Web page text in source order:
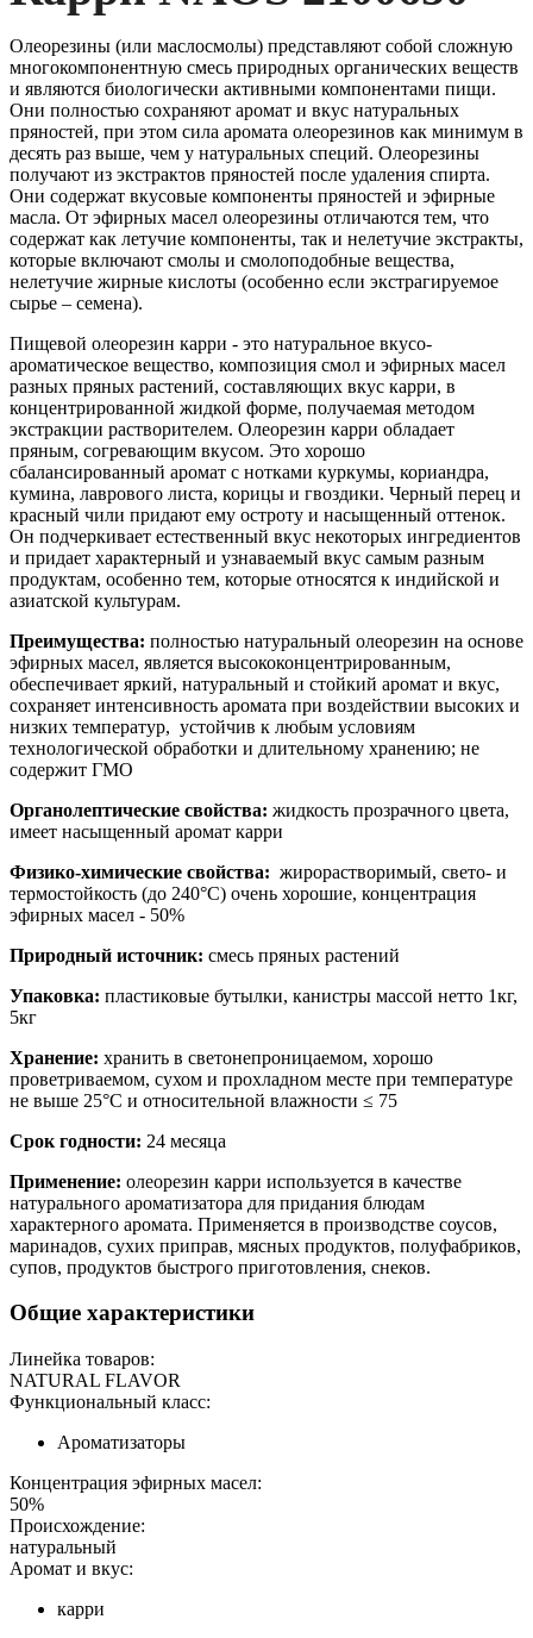
Олеорезины (или маслосмолы) представляют собой сложную
многокомпонентную смесь природных органических веществ
и являются биологически активными компонентами пищи.
Они полностью сохраняют аромат и вкус натуральных
пряностей, при этом сила аромата олеорезинов как минимум в
десять раз выше, чем у натуральных специй. Олеорезины
получают из экстрактов пряностей после удаления спирта.
Они содержат вкусовые компоненты пряностей и эфирные
масла. От эфирных масел олеорезины отличаются тем, что
содержат как летучие компоненты, так и нелетучие экстракты,
которые включают смолы и смолоподобные вещества,
нелетучие жирные кислоты (особенно если экстрагируемое
сырье – семена).
Пищевой олеорезин карри - это натуральное вкусо-
ароматическое вещество, композиция смол и эфирных масел
разных пряных растений, составляющих вкус карри, в
концентрированной жидкой форме, получаемая методом
экстракции растворителем. Олеорезин карри обладает
пряным, согревающим вкусом. Это хорошо
сбалансированный аромат с нотками куркумы, кориандра,
кумина, лаврового листа, корицы и гвоздики. Черный перец и
красный чили придают ему остроту и насыщенный оттенок.
Он подчеркивает естественный вкус некоторых ингредиентов
и придает характерный и узнаваемый вкус самым разным
продуктам, особенно тем, которые относятся к индийской и
азиатской культурам.
Преимущества: полностью натуральный олеорезин на основе
эфирных масел, является высококонцентрированным,
обеспечивает яркий, натуральный и стойкий аромат и вкус,
сохраняет интенсивность аромата при воздействии высоких и
низких температур, устойчив к любым условиям
технологической обработки и длительному хранению; не
содержит ГМО
Органолептические свойства: жидкость прозрачного цвета,
имеет насыщенный аромат карри
Физико-химические свойства: жирорастворимый, свето- и
термостойкость (до 240°С) очень хорошие, концентрация
эфирных масел - 50%
Природный источник: смесь пряных растений
Упаковка: пластиковые бутылки, канистры массой нетто 1кг,
5кг
Хранение: хранить в светонепроницаемом, хорошо
проветриваемом, сухом и прохладном месте при температуре
не выше 25°С и относительной влажности ≤ 75
Срок годности: 24 месяца
Применение: олеорезин карри используется в качестве
натурального ароматизатора для придания блюдам
характерного аромата. Применяется в производстве соусов,
маринадов, сухих приправ, мясных продуктов, полуфабриков,
супов, продуктов быстрого приготовления, снеков.
Общие характеристики
Линейка товаров:
NATURAL FLAVOR
Функциональный класс:
Ароматизаторы
Концентрация эфирных масел:
50%
Происхождение:
натуральный
Аромат и вкус:
карри